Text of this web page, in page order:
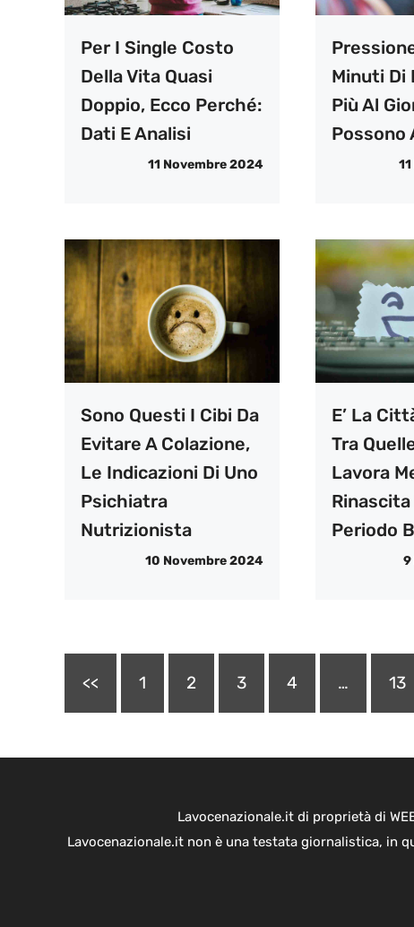
Per I Single Costo
Della Vita Quasi
Doppio, Ecco Perché:
Dati E Analisi
11 Novembre 2024
Minuti Di
Più Al
Possono
Sono Questi I Cibi Da
Evitare A Colazione,
Le Indicazioni Di Uno
Psichiatra
Nutrizionista
10 Novembre 2024
E’ La
Tra
Lavora
Periodo
9
<< 1 2 3 4 … 13
Lavocenazionale.it di proprietà di
Lavocenazionale.it non è una testata giornalistica, in